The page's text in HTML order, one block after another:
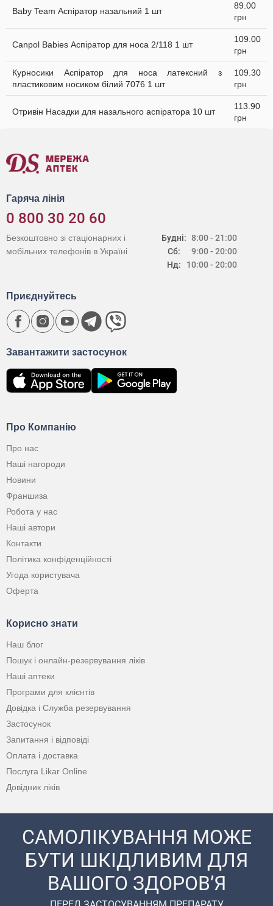
Baby Team Аспіратор назальний 1 шт
89.00
грн
Canpol Babies Аспіратор для носа 2/118 1 шт
109.00
грн
Курносики Аспіратор для носа латексний з
пластиковим носиком білий 7076 1 шт
109.30
грн
Отривін Насадки для назального аспіратора 10 шт
113.90
грн
Гаряча лінія
0 800 30 20 60
Будні:
Сб:
Нд:
8:00 - 21:00
9:00 - 20:00
10:00 - 20:00
Безкоштовно зі стаціонарних і
мобільних телефонів в Україні
Про Компанію
Про нас
Наші нагороди
Новини
Франшиза
Робота у нас
Наші автори
Контакти
Політика конфіденційності
Угода користувача
Оферта
Корисно знати
Наш блог
Пошук і онлайн-резервування ліків
Наші аптеки
Програми для клієнтів
Довідка і Служба резервування
Застосунок
Запитання і відповіді
Оплата і доставка
Послуга Likar Online
Довідник ліків
Завантажити застосунок
Приєднуйтесь
САМОЛІКУВАННЯ МОЖЕ
БУТИ ШКІДЛИВИМ ДЛЯ
ВАШОГО ЗДОРОВ’Я